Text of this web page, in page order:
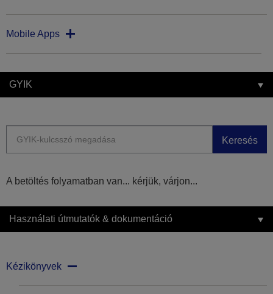
Mobile Apps
GYIK
Keresés
A betöltés folyamatban van... kérjük, várjon...
Használati útmutatók & dokumentáció
Kézikönyvek